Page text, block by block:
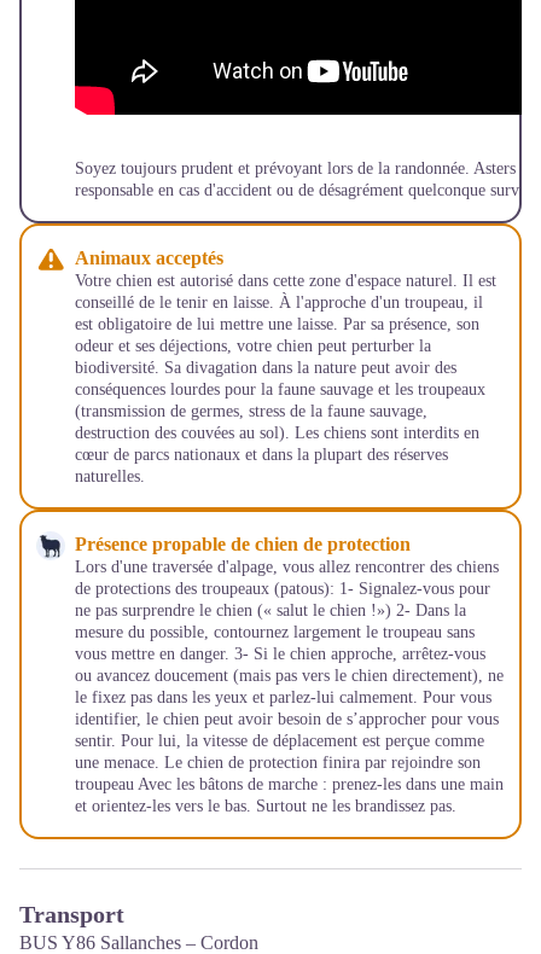
Soyez toujours prudent et prévoyant lors de la randonnée. Asters
responsable en cas d'accident ou de désagrément quelconque
Animaux acceptés
Votre chien est autorisé dans cette zone d'espace naturel. Il est
conseillé de le tenir en laisse. À l'approche d'un troupeau, il
est obligatoire de lui mettre une laisse. Par sa présence, son
odeur et ses déjections, votre chien peut perturber la
biodiversité. Sa divagation dans la nature peut avoir des
conséquences lourdes pour la faune sauvage et les troupeaux
(transmission de germes, stress de la faune sauvage,
destruction des couvées au sol). Les chiens sont interdits en
cœur de parcs nationaux et dans la plupart des réserves
naturelles.
Présence propable de chien de protection
Lors d'une traversée d'alpage, vous allez rencontrer des chiens
de protections des troupeaux (patous): 1- Signalez-vous pour
ne pas surprendre le chien (« salut le chien !») 2- Dans la
mesure du possible, contournez largement le troupeau sans
vous mettre en danger. 3- Si le chien approche, arrêtez-vous
ou avancez doucement (mais pas vers le chien directement), ne
le fixez pas dans les yeux et parlez-lui calmement. Pour vous
identifier, le chien peut avoir besoin de s’approcher pour vous
sentir. Pour lui, la vitesse de déplacement est perçue comme
une menace. Le chien de protection finira par rejoindre son
troupeau Avec les bâtons de marche : prenez-les dans une main
et orientez-les vers le bas. Surtout ne les brandissez pas.
Transport
BUS Y86 Sallanches – Cordon